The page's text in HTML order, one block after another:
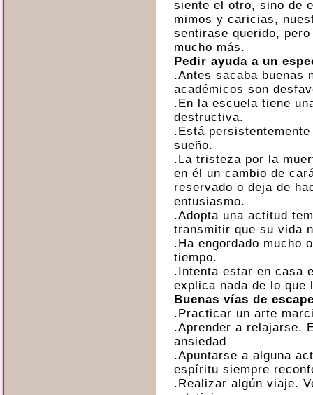
siente el otro, sino de
mimos y caricias,
sentirase querido,
mucho más.
Pedir ayuda a un
.Antes sacaba buenas
académicos son
.En la escuela tiene
destructiva.
.Está
sueño.
.La tristeza por la
en él un cambio de
reservado o deja de
entusiasmo.
.Adopta una actitud
transmitir que su vida
.Ha engordado mucho
tiempo.
.Intenta estar en casa
explica nada de lo que
Buenas vías de
.Practicar un arte
.Aprender a relajarse.
ansiedad
.Apuntarse a alguna
espíritu siempre
.Realizar algún viaje.